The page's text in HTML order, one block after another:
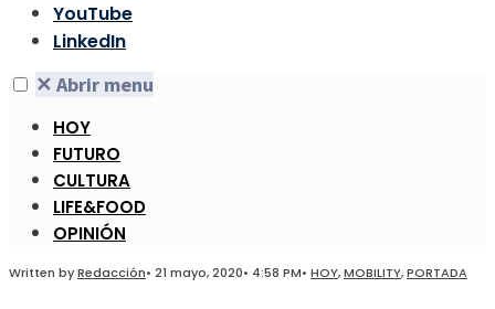
YouTube
LinkedIn
✕ Abrir menu
HOY
FUTURO
CULTURA
LIFE&FOOD
OPINIÓN
Written byRedacción• 21 mayo, 2020• 4:58 PM• HOY,MOBILITY,PORTADA